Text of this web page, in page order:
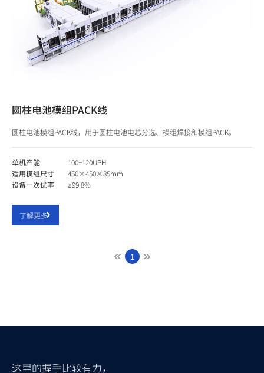
圆柱电池模组PACK线
圆柱电池模组PACK线，用于圆柱电池电芯分选、模组焊接和模组PACK。
单机产能
100~120UPH
适用模组尺寸
450×450×85mm
设备一次优率
≥99.8%
了解更多
1
这里的握手比较有力，